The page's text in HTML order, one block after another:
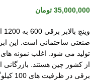
35,000,000 تومان
صنعتی ساختمانی است. این
تولید می شود. اغلب نمونه
از کشور چین هستند. بازرگانی
برقی در ظرفیت های 100 کیلوگرم الی 2 تن در ایران است.